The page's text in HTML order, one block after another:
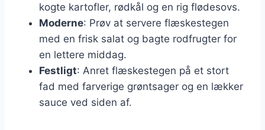
kogte kartofler, rødkål og en rig flødesovs.
Moderne: Prøv at servere flæskestegen
med en frisk salat og bagte rodfrugter for
en lettere middag.
Festligt: Anret flæskestegen på et stort
fad med farverige grøntsager og en lækker
sauce ved siden af.